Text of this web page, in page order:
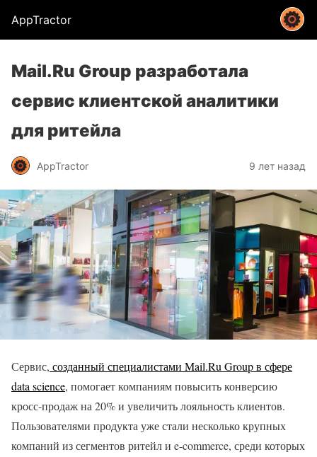
AppTractor
Mail.Ru Group разработала
сервис клиентской аналитики
для ритейла
AppTractor 9 лет назад
Сервис, созданный специалистами Mail.Ru Group в сфере
data science, помогает компаниям повысить конверсию
кросс-продаж на 20% и увеличить лояльность клиентов.
Пользователями продукта уже стали несколько крупных
компаний из сегментов ритейл и e-commerce, среди которых